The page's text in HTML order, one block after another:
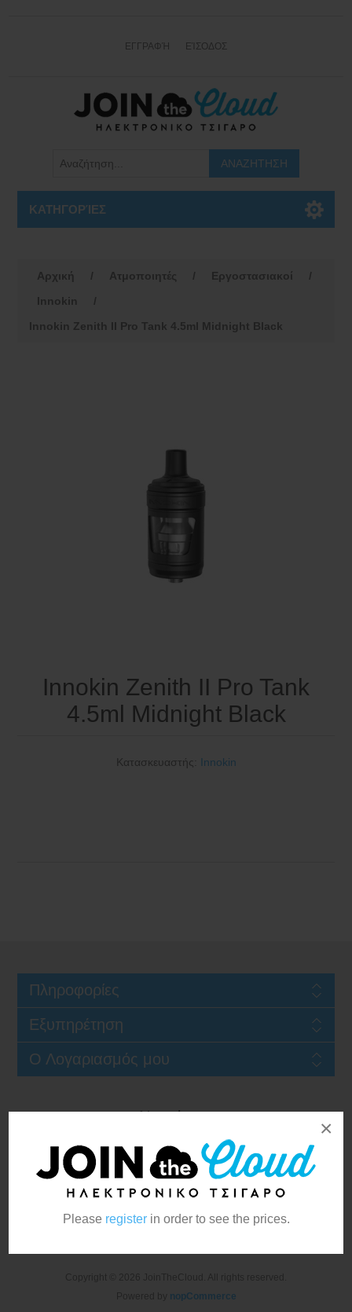
Please registerin order to see the prices.
×
ΕΓΓΡΑΦΉ ΕΊΣΟΔΟΣ
ΚΑΤΗΓΟΡΊΕΣ
Αρχική / Ατμοποιητές / Εργοστασιακοί
/
Innokin
/
Innokin Zenith II Pro Tank 4.5ml Midnight Black
Innokin Zenith II Pro Tank
4.5ml Midnight Black
Κατασκευαστής: Innokin
Πληροφορίες
Εξυπηρέτηση
Ο Λογαριασμός μου
Newsletter
nopCommerce